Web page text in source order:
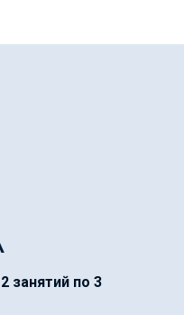
занятий по 3